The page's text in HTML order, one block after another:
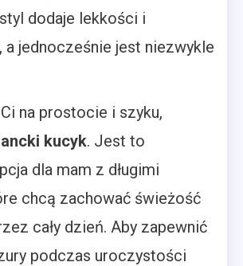
dodaje lekkości i
a jednocześnie jest niezwykle
na prostocie i szyku,
kucyk. Jest to
dla mam z długimi
chcą zachować świeżość
cały dzień. Aby zapewnić
podczas uroczystości